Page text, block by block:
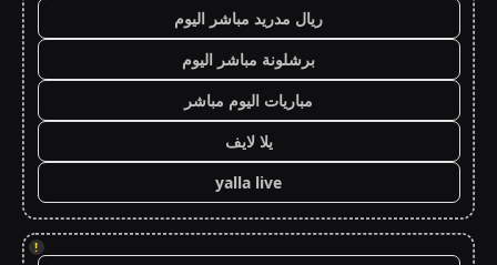
ريال مدريد مباشر اليوم
برشلونة مباشر اليوم
مباريات اليوم مباشر
يلا لايف
yalla live
!